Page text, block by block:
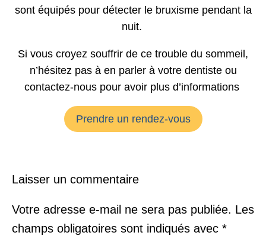
sont équipés pour détecter le bruxisme pendant la
nuit.
Si vous croyez souffrir de ce trouble du sommeil,
n’hésitez pas à en parler à votre dentiste ou
contactez-nous pour avoir plus d’informations
Prendre un rendez-vous
Laisser un commentaire
Votre adresse e-mail ne sera pas publiée. Les
champs obligatoires sont indiqués avec *